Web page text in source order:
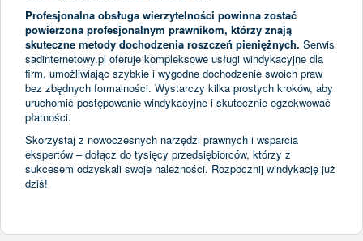
Profesjonalna obsługa wierzytelności powinna zostać
powierzona profesjonalnym prawnikom, którzy znają
skuteczne metody dochodzenia roszczeń pieniężnych. Serwis
sadinternetowy.pl oferuje kompleksowe usługi windykacyjne dla
firm, umożliwiając szybkie i wygodne dochodzenie swoich praw
bez zbędnych formalności. Wystarczy kilka prostych kroków, aby
uruchomić postępowanie windykacyjne i skutecznie egzekwować
płatności.
Skorzystaj z nowoczesnych narzędzi prawnych i wsparcia
ekspertów – dołącz do tysięcy przedsiębiorców, którzy z
sukcesem odzyskali swoje należności. Rozpocznij windykację już
dziś!